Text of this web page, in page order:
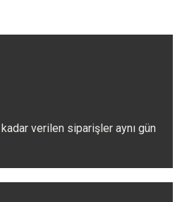
verilen siparişler aynı gün